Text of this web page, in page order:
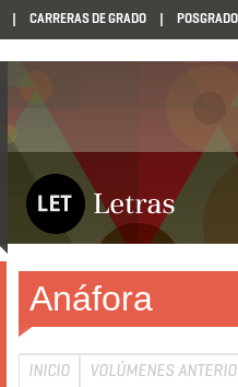
CARRERAS DE GRADO POSGRADO
Anáfora
INICIO VOLÚMENES